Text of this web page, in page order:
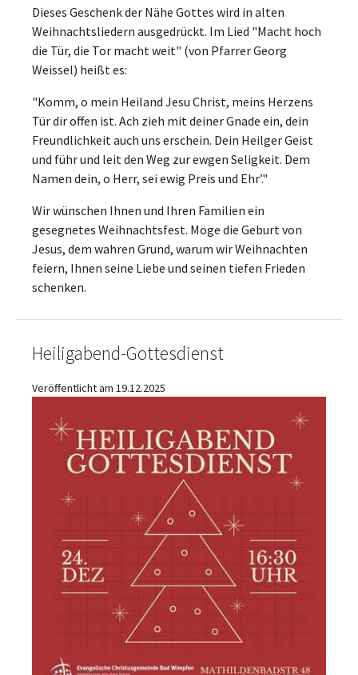
Dieses Geschenk der Nähe Gottes wird in alten
Weihnachtsliedern ausgedrückt. Im Lied "Macht hoch
die Tür, die Tor macht weit" (von Pfarrer Georg
Weissel) heißt es:
"Komm, o mein Heiland Jesu Christ, meins Herzens
Tür dir offen ist. Ach zieh mit deiner Gnade ein, dein
Freundlichkeit auch uns erschein. Dein Heilger Geist
und führ und leit den Weg zur ewgen Seligkeit. Dem
Namen dein, o Herr, sei ewig Preis und Ehr’."
Wir wünschen Ihnen und Ihren Familien ein
gesegnetes Weihnachtsfest. Möge die Geburt von
Jesus, dem wahren Grund, warum wir Weihnachten
feiern, Ihnen seine Liebe und seinen tiefen Frieden
schenken.
Heiligabend-Gottesdienst
Veröffentlicht am 19.12.2025